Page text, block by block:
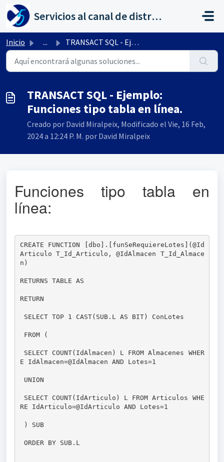
Saltar al contenido principal
Servicios al canal de distribución de AHORA
Inicio ... TRANSACT SQL - Ejemplo: Funciones tipo tabla en línea.
TRANSACT SQL - Ejemplo:
Funciones tipo tabla en línea.
Creado por David Miralpeix, Modificado el Vie, 16 Feb,
2024 a 12:24 P. M. por David Miralpeix
Funciones tipo tabla en
línea:
CREATE FUNCTION [dbo].[funSeRequiereLotes](@Id
Articulo T_Id_Articulo, @IdAlmacen T_Id_Almace
n)
RETURNS TABLE AS
RETURN
SELECT TOP 1 CAST(SUB.L AS BIT) ConLotes
FROM (
E IdAlmacen=@IdAlmacen AND Lotes=1
UNION
RE IdArticulo=@IdArticulo AND Lotes=1
) SUB